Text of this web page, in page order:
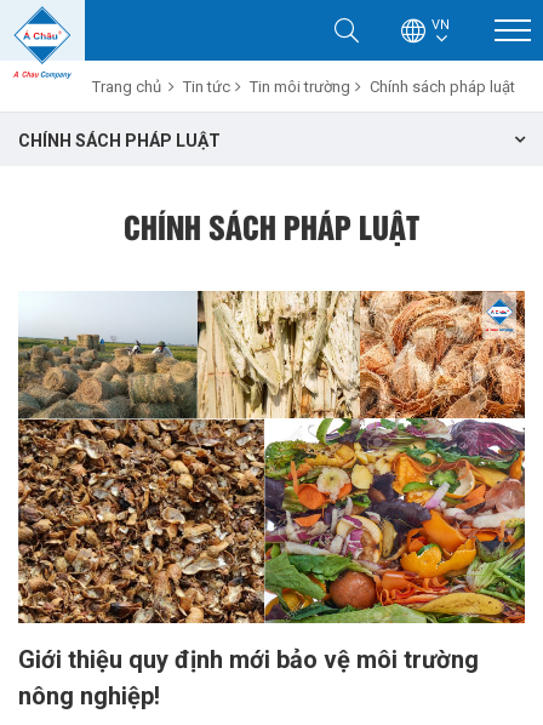
VN
Trang chủ Tin tức Tin môi trường Chính sách pháp luật
CHÍNH SÁCH PHÁP LUẬT
CHÍNH SÁCH PHÁP LUẬT
Giới thiệu quy định mới bảo vệ môi trường
nông nghiệp!